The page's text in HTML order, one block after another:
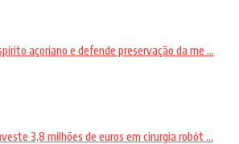
açoriano e defende preservação da me ...
3,8 milhões de euros em cirurgia robót ...